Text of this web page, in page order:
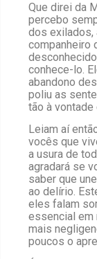
Que direi da
percebo
dos exilados,
companheiro
conhece-lo.
abandono
poliu as
tão à vontade
Leiam aí
vocês que
a usura de
agradará se
saber que
ao delírio.
eles falam
essencial em
mais
poucos o